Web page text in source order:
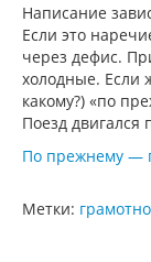
Написание
Если это
через дефис.
холодные. Если
какому?) «по
Поезд двигался
По прежнему —
Метки: